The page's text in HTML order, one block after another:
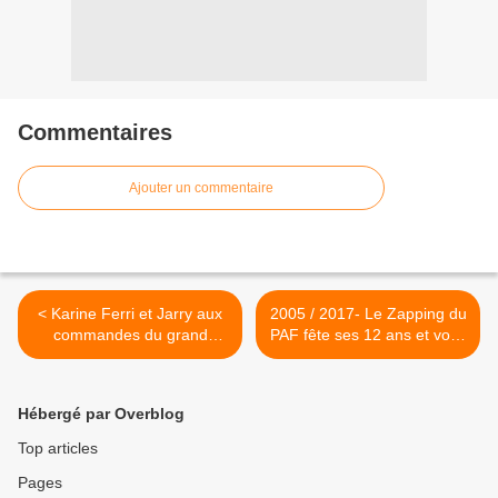
Commentaires
Ajouter un commentaire
< Karine Ferri et Jarry aux
commandes du grand
bêtisier du 31 ce soir sur
2005 / 2017- Le Zapping du
PAF fête ses 12 ans et vous
souhaite une bonne année !
Hébergé par Overblog
Top articles
Pages